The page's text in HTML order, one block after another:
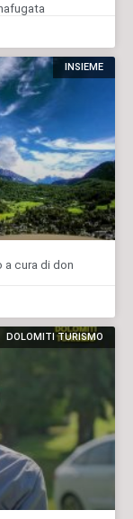
INSIEME
a cura di don
DOLOMITI TURISMO